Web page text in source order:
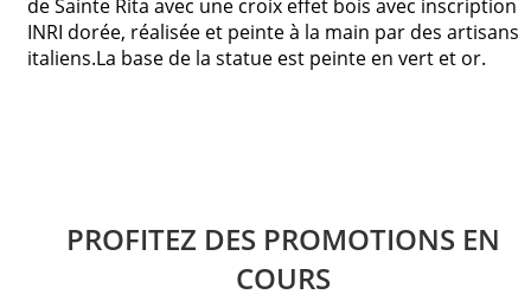
de Sainte Rita avec une croix effet bois avec inscription
INRI dorée, réalisée et peinte à la main par des artisans
italiens.La base de la statue est peinte en vert et or.
PROFITEZ DES PROMOTIONS EN
COURS